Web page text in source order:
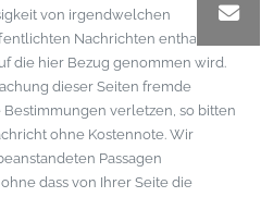
von irgendwelchen
Nachrichten enthalten
die hier Bezug genommen wird.
dieser Seiten fremde
verletzen, so bitten
ohne Kostennote. Wir
Passagen
dass von Ihrer Seite die